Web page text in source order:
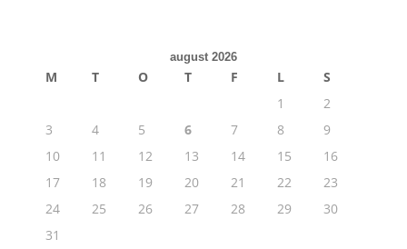
august 2026
M T O T F L
S
1
2
3
4 5 6 7 8
9
10
11 12 13 14 15
16
17
18 19 20 21 22
23
24
25 26 27 28 29
30
31